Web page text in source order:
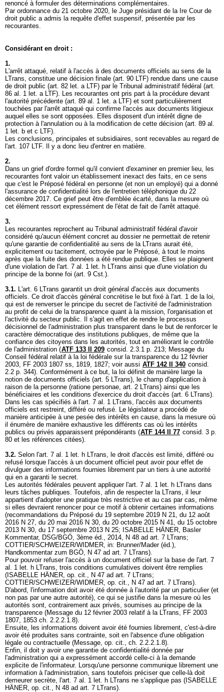
renoncé à formuler des déterminations complémentaires.
Par ordonnance du 21 octobre 2020, le Juge présidant de la Ire Cour de
droit public a admis la requête d'effet suspensif, présentée par les
recourantes.
Considérant en droit :
1.
L'arrêt attaqué, relatif à l'accès à des documents officiels au sens de la
LTrans, constitue une décision finale (art. 90 LTF) rendue dans une cause
de droit public (art. 82 let. a LTF) par le Tribunal administratif fédéral (art.
86 al. 1 let. a LTF). Les recourantes ont pris part à la procédure devant
l'autorité précédente (art. 89 al. 1 let. a LTF) et sont particulièrement
touchées par l'arrêt attaqué qui confirme l'accès aux documents litigieux
auquel elles se sont opposées. Elles disposent d'un intérêt digne de
protection à l'annulation ou à la modification de cette décision (art. 89 al.
1 let. b et c LTF).
Les conclusions, principales et subsidiaires, sont recevables au regard de
l'art. 107 LTF. Il y a donc lieu d'entrer en matière.
2.
Dans un grief d'ordre formel qu'il convient d'examiner en premier lieu, les
recourantes font valoir un établissement inexact des faits, en ce sens
que c'est le Préposé fédéral en personne (et non un employé) qui a donné
l'assurance de confidentialité lors de l'entretien téléphonique du 22
décembre 2017. Ce grief peut être d'emblée écarté, dans la mesure où
cet élément ressort expressément de l'état de fait de l'arrêt attaqué.
3.
Les recourantes reprochent au Tribunal administratif fédéral d'avoir
considéré qu'aucun élément concret au dossier ne permettait de retenir
qu'une garantie de confidentialité au sens de la LTrans aurait été,
explicitement ou tacitement, octroyée par le Préposé, à tout le moins
après que la fuite des données a été rendue publique. Elles se plaignent
d'une violation de l'art. 7 al. 1 let. h LTrans ainsi que d'une violation du
principe de la bonne foi (art. 9 Cst.).
3.1. L'art. 6 LTrans garantit un droit général d'accès aux documents
officiels. Ce droit d'accès général concrétise le but fixé à l'art. 1 de la loi,
qui est de renverser le principe du secret de l'activité de l'administration
au profit de celui de la transparence quant à la mission, l'organisation et
l'activité du secteur public. Il s'agit en effet de rendre le processus
décisionnel de l'administration plus transparent dans le but de renforcer le
caractère démocratique des institutions publiques, de même que la
confiance des citoyens dans les autorités, tout en améliorant le contrôle
de l'administration (ATF 133 II 209 consid. 2.3.1 p. 213; Message du
Conseil fédéral relatif à la loi fédérale sur la transparence du 12 février
2003, FF 2003 1807 ss, 1819, 1827; voir aussi ATF 142 II 340 consid.
2.2 p. 344). Conformément à ce but, la loi définit de manière large la
notion de documents officiels (art. 5 LTrans), le champ d'application à
raison de la personne (ratione personae, art. 2 LTrans) ainsi que les
bénéficiaires et les conditions d'exercice du droit d'accès (art. 6 LTrans).
Dans les cas spécifiés à l'art. 7 al. 1 LTrans, l'accès aux documents
officiels est restreint, différé ou refusé. Le législateur a procédé de
manière anticipée à une pesée des intérêts en cause, dans la mesure où
il énumère de manière exhaustive les différents cas où les intérêts
publics ou privés apparaissent prépondérants (ATF 144 II 77 consid. 3 p.
80 et les références citées).
3.2. Selon l'art. 7 al. 1 let. h LTrans, le droit d'accès est limité, différé ou
refusé lorsque l'accès à un document officiel peut avoir pour effet de
divulguer des informations fournies librement par un tiers à une autorité
qui en a garanti le secret.
Les autorités fédérales peuvent appliquer l'art. 7 al. 1 let. h LTrans dans
leurs tâches publiques. Toutefois, afin de respecter la LTrans, il leur
appartient d'adopter une pratique très restrictive et au cas par cas, même
si elles devraient renoncer pour ce motif à obtenir certaines informations
(recommandations du Préposé du 19 septembre 2019 N 21, du 12 août
2016 N 27, du 20 mai 2016 N 30, du 20 octobre 2015 N 41, du 15 octobre
2013 N 30, du 17 septembre 2013 N 25; ISABELLE HÄNER, Basler
Kommentar, DSG/BGÖ, 3ème éd., 2014, N 48 ad art. 7 LTrans;
COTTIER/SCHWEIZER/WIDMER, in: Brunner/Mader (éd.),
Handkommentar zum BGÖ, N 47 ad art. 7 LTrans).
Pour pouvoir refuser l'accès à un document officiel sur la base de l'art. 7
al. 1 let. h LTrans, trois conditions cumulatives doivent être remplies
(ISABELLE HÄNER, op. cit., N 47 ad art. 7 LTrans;
COTTIER/SCHWEIZER/WIDMER, op. cit., N 47 ad art. 7 LTrans).
D'abord, l'information doit avoir été donnée à l'autorité par un particulier (et
non pas par une autre autorité), ce qui se justifie dans la mesure où les
autorités sont, contrairement aux privés, soumises au principe de la
transparence (Message du 12 février 2003 relatif à la LTrans, FF 2003
1807, 1853 ch. 2.2.2.1.8).
Ensuite, les informations doivent avoir été fournies librement, c'est-à-dire
avoir été produites sans contrainte, soit en l'absence d'une obligation
légale ou contractuelle (Message, op. cit., ch. 2.2.2.1.8).
Enfin, il doit y avoir une garantie de confidentialité donnée par
l'administration qui a expressément accordé celle-ci à la demande
explicite de l'informateur. Lorsqu'une personne communique librement une
information à l'administration, sans toutefois préciser que celle-là doit
demeurer secrète, l'art. 7 al. 1 let. h LTrans ne s'applique pas (ISABELLE
HÄNER, op. cit., N 48 ad art. 7 LTrans).